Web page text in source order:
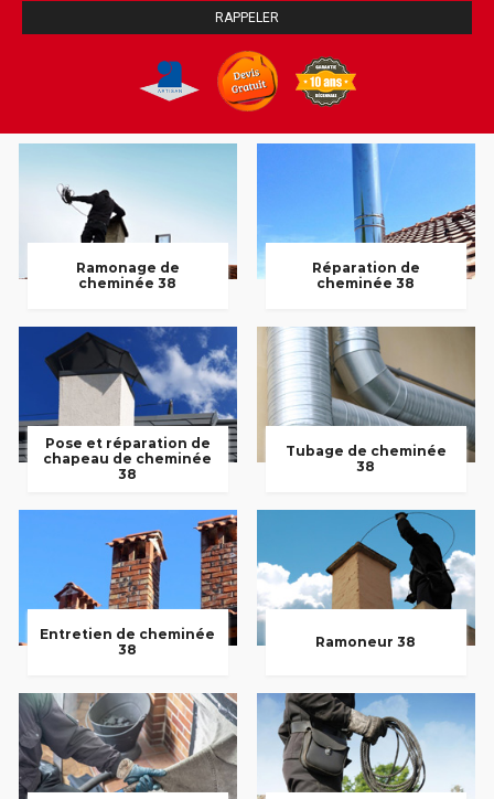
Ramonage de
cheminée 38
Réparation de
cheminée 38
Pose et réparation de
chapeau de cheminée
38
Tubage de cheminée
38
Entretien de cheminée
38
Ramoneur 38